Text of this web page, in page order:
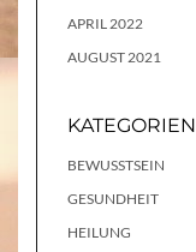
APRIL 2022
AUGUST 2021
KATEGORIEN
BEWUSSTSEIN
GESUNDHEIT
HEILUNG